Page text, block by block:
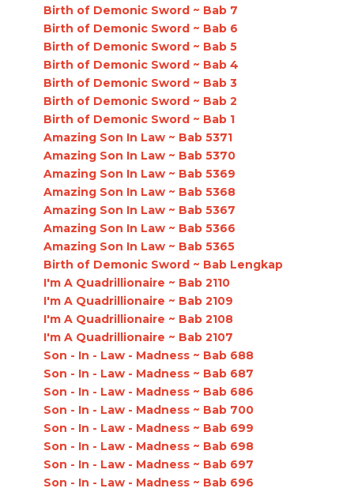
Birth of Demonic Sword ~ Bab 7
Birth of Demonic Sword ~ Bab 6
Birth of Demonic Sword ~ Bab 5
Birth of Demonic Sword ~ Bab 4
Birth of Demonic Sword ~ Bab 3
Birth of Demonic Sword ~ Bab 2
Birth of Demonic Sword ~ Bab 1
Amazing Son In Law ~ Bab 5371
Amazing Son In Law ~ Bab 5370
Amazing Son In Law ~ Bab 5369
Amazing Son In Law ~ Bab 5368
Amazing Son In Law ~ Bab 5367
Amazing Son In Law ~ Bab 5366
Amazing Son In Law ~ Bab 5365
Birth of Demonic Sword ~ Bab Lengkap
I'm A Quadrillionaire ~ Bab 2110
I'm A Quadrillionaire ~ Bab 2109
I'm A Quadrillionaire ~ Bab 2108
I'm A Quadrillionaire ~ Bab 2107
Son - In - Law - Madness ~ Bab 688
Son - In - Law - Madness ~ Bab 687
Son - In - Law - Madness ~ Bab 686
Son - In - Law - Madness ~ Bab 700
Son - In - Law - Madness ~ Bab 699
Son - In - Law - Madness ~ Bab 698
Son - In - Law - Madness ~ Bab 697
Son - In - Law - Madness ~ Bab 696